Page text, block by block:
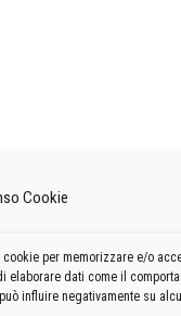
Cookie
per memorizzare e/o
dati come il
influire negativamente su